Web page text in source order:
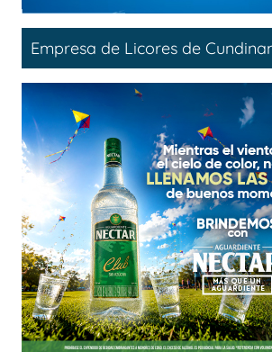
Empresa de Licores de